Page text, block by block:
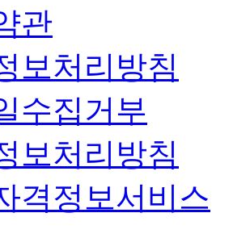
관
보처리방침
수집거부
보처리방침
격정보서비스